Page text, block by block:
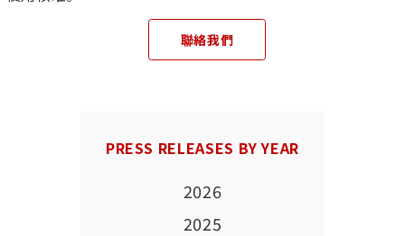
聯絡我們
PRESS RELEASES BY YEAR
2026
2025